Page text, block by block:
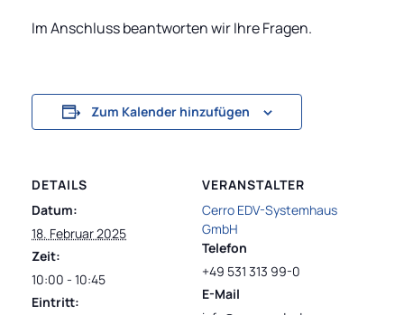
Im Anschluss beantworten wir Ihre Fragen.
Zum Kalender hinzufügen
DETAILS
Datum:
18. Februar 2025
Zeit:
10:00 - 10:45
Eintritt:
VERANSTALTER
Cerro EDV-Systemhaus
GmbH
Telefon
+49 531 313 99-0
E-Mail